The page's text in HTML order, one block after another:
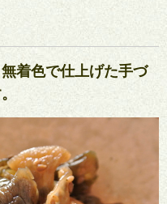
着色で仕上げた手づ